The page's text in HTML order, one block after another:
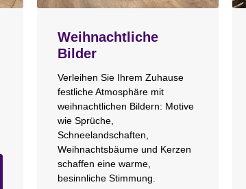
Weihnachtliche
Bilder
Verleihen Sie Ihrem Zuhause
festliche Atmosphäre mit
weihnachtlichen Bildern: Motive
wie Sprüche,
Schneelandschaften,
Weihnachtsbäume und Kerzen
schaffen eine warme,
besinnliche Stimmung.